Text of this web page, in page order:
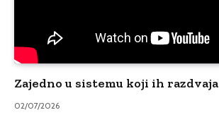
Zajedno u sistemu koji ih razdvaja
02/07/2026